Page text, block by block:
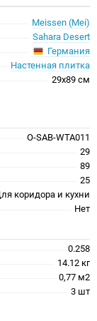
Meissen (Mei)
Sahara Desert
Германия
Настенная плитка
29x89 см
O-SAB-WTA011
29
89
25
коридора и кухни
Нет
0.258
14.12 кг
0,77 м2
3 шт